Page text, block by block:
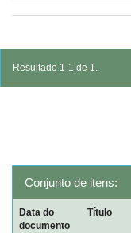
Resultado 1-1 de 1.
Conjunto de itens:
Data do
documento
Título